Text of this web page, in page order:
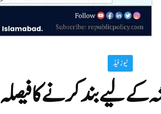
نیوز فیڈ
کے لیے بند کرنے کا فیصلہ